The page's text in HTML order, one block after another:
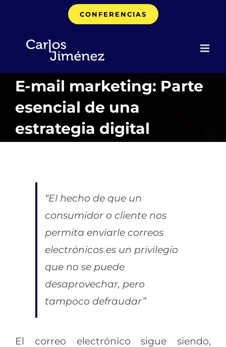
CONFERENCIAS
E-mail marketing: Parte
esencial de una
estrategia digital
“El hecho de que un
consumidor o cliente nos
permita enviarle correos
electrónicos es un privilegio
que no se puede
desaprovechar, pero
tampoco defraudar”
El correo electrónico sigue siendo,